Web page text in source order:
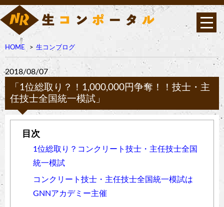
HOME 生コンブログ
2018/08/07
「1位総取り？！1,000,000円争奪！！技士・主
任技士全国統一模試」
1位総取り？コンクリート技士・主任技士全国
統一模試
コンクリート技士・主任技士全国統一模試は
GNNアカデミー主催